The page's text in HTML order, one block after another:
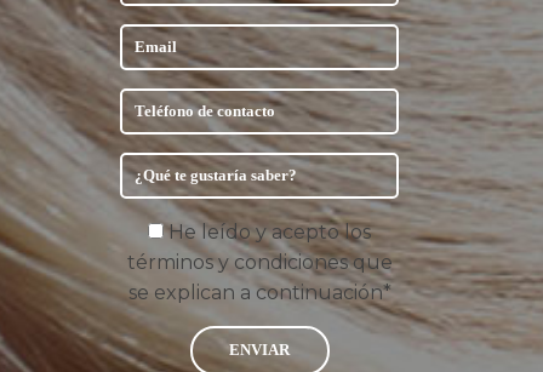
He leído y acepto los
términos y condiciones que
se explican a continuación*
ENVIAR